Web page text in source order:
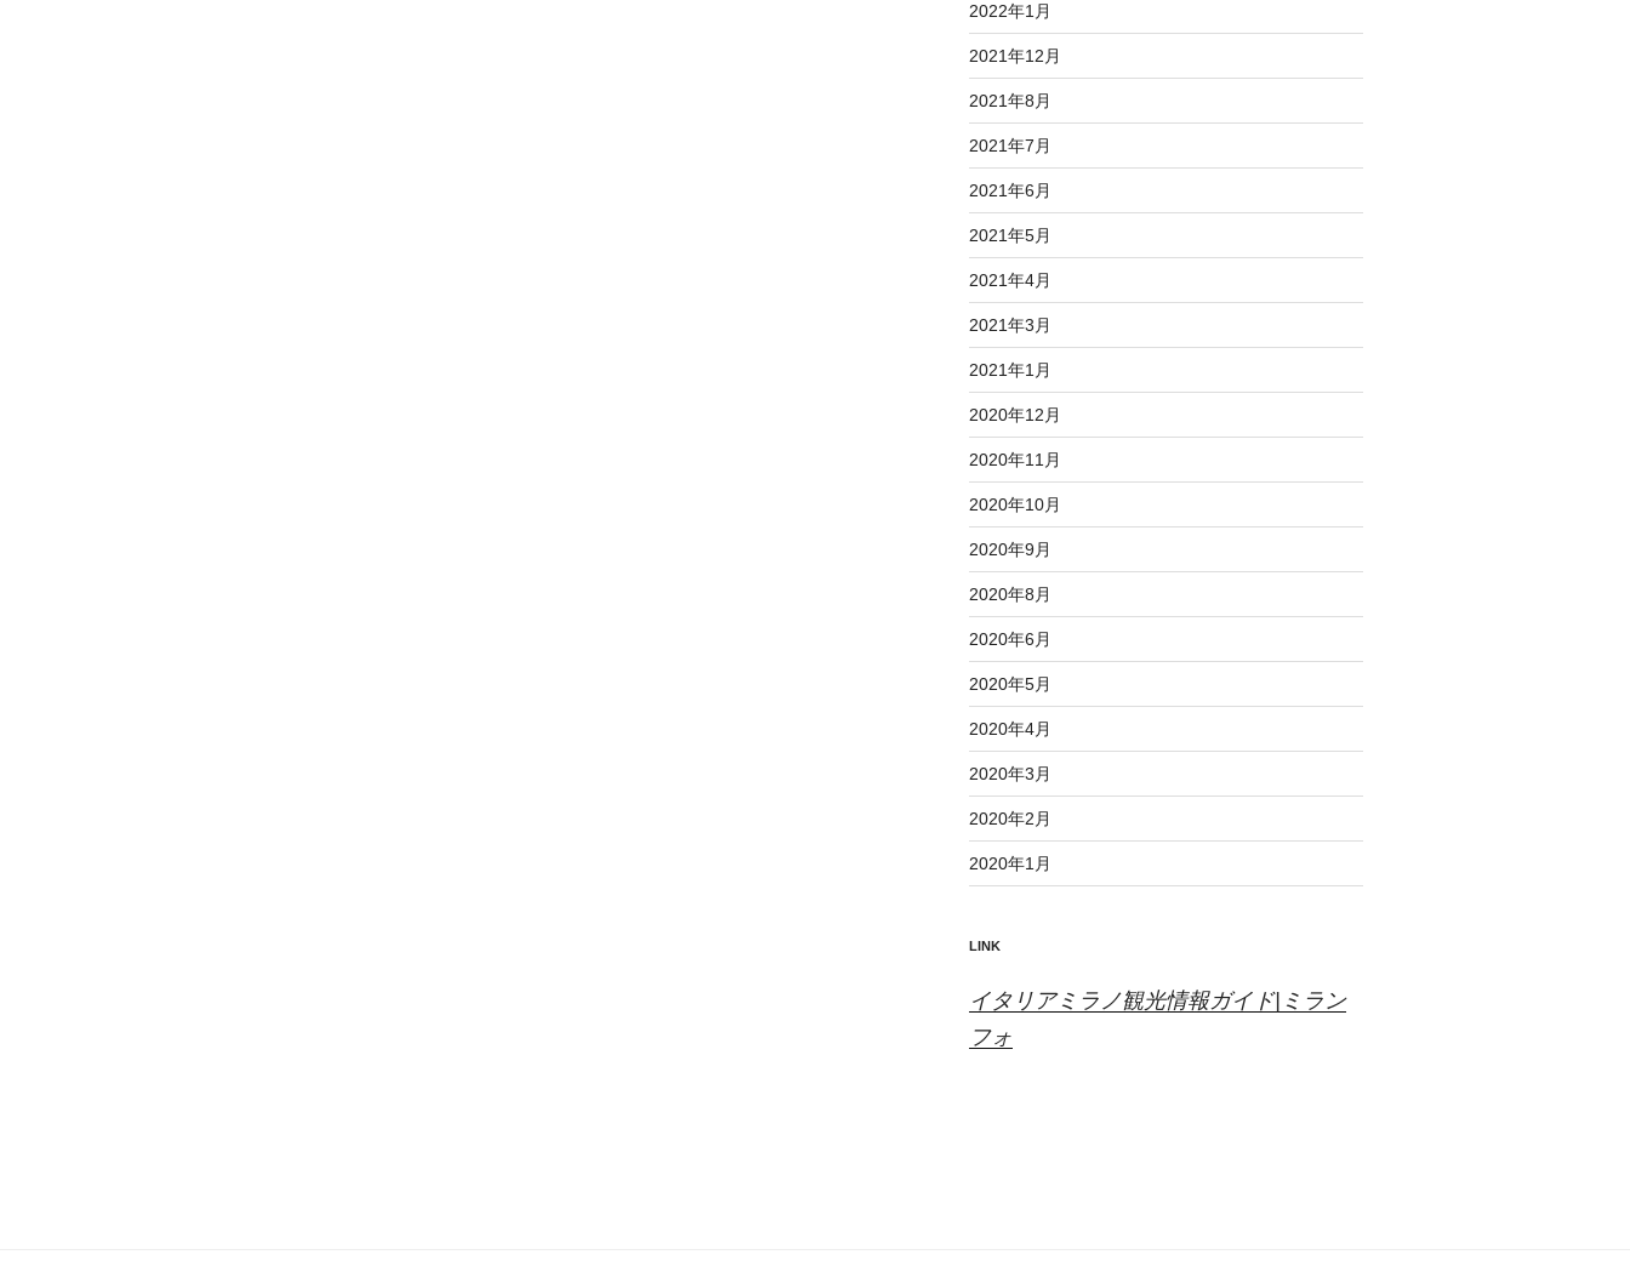
2022年1月
2021年12月
2021年8月
2021年7月
2021年6月
2021年5月
2021年4月
2021年3月
2021年1月
2020年12月
2020年11月
2020年10月
2020年9月
2020年8月
2020年6月
2020年5月
2020年4月
2020年3月
2020年2月
2020年1月
LINK
イタリアミラノ観光情報ガイド|ミラン
フォ